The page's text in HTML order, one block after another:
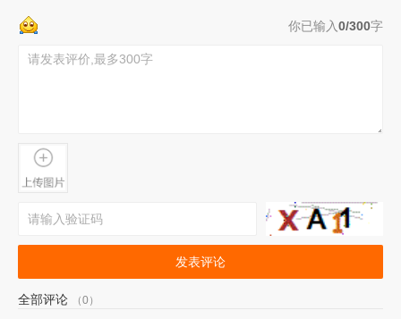
你已输入0/300字
发表评论
全部评论 （0）